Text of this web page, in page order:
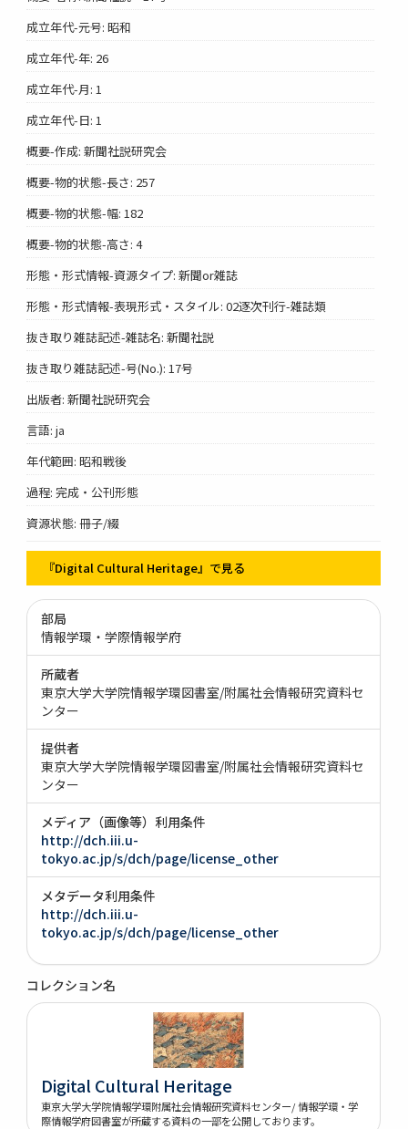
成立年代-元号: 昭和
成立年代-年: 26
成立年代-月: 1
成立年代-日: 1
概要-作成: 新聞社説研究会
概要-物的状態-長さ: 257
概要-物的状態-幅: 182
概要-物的状態-高さ: 4
形態・形式情報-資源タイプ: 新聞or雑誌
形態・形式情報-表現形式・スタイル: 02逐次刊行-雑誌類
抜き取り雑誌記述-雑誌名: 新聞社説
抜き取り雑誌記述-号(No.): 17号
出版者: 新聞社説研究会
言語: ja
年代範囲: 昭和戦後
過程: 完成・公刊形態
資源状態: 冊子/綴
『Digital Cultural Heritage』で見る
部局
情報学環・学際情報学府
所蔵者
東京大学大学院情報学環図書室/附属社会情報研究資料セ
ンター
提供者
東京大学大学院情報学環図書室/附属社会情報研究資料セ
ンター
メディア（画像等）利用条件
http://dch.iii.u-
tokyo.ac.jp/s/dch/page/license_other
メタデータ利用条件
http://dch.iii.u-
tokyo.ac.jp/s/dch/page/license_other
コレクション名
Digital Cultural Heritage
東京大学大学院情報学環附属社会情報研究資料センター/ 情報学環・学
際情報学府図書室が所蔵する資料の一部を公開しております。